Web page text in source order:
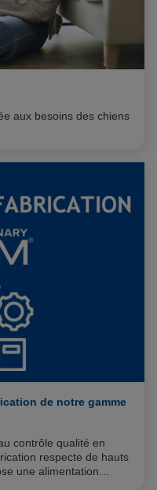
aux besoins des chiens
de notre gamme
contrôle qualité en
respecte de hauts